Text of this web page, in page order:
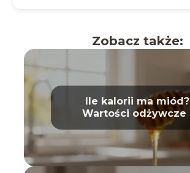
Zobacz także:
Ile kalorii ma miód?
Wartości odżywcze
właściwości